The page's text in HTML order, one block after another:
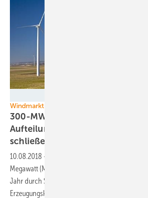
Windmarkt Spanien
300-MW-Auftrag für Senvion
Aufteilung des neuen
schließen
10.08.2018 -
Megawatt (MW) wohl einen bedeutenden Anteil
Jahr durch Spanien ausgeschriebenen neuen
Erzeugungskapazität von vier Gigawatt (GW)